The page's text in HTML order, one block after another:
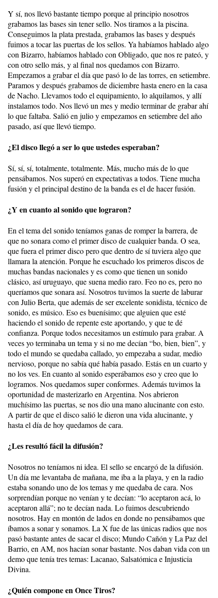
Y sí, nos llevó bastante tiempo porque al principio nosotros
grabamos las bases sin tener sello. Nos tiramos a la piscina.
Conseguimos la plata prestada, grabamos las bases y después
fuimos a tocar las puertas de los sellos. Ya habíamos hablado algo
con Bizarro, habíamos hablado con Obligado, que nos re pateó, y
con otro sello más, y al final nos quedamos con Bizarro.
Empezamos a grabar el día que pasó lo de las torres, en setiembre.
Paramos y después grabamos de diciembre hasta enero en la casa
de Nacho. Llevamos todo el equipamiento, lo alquilamos, y allí
instalamos todo. Nos llevó un mes y medio terminar de grabar ahí
lo que faltaba. Salió en julio y empezamos en setiembre del año
pasado, así que llevó tiempo.
¿El disco llegó a ser lo que ustedes esperaban?
Sí, sí, sí, totalmente, totalmente. Más, mucho más de lo que
pensábamos. Nos superó en expectativas a todos. Tiene mucha
fusión y el principal destino de la banda es el de hacer fusión.
¿Y en cuanto al sonido que lograron?
En el tema del sonido teníamos ganas de romper la barrera, de
que no sonara como el primer disco de cualquier banda. O sea,
que fuera el primer disco pero que dentro de sí tuviera algo que
llamara la atención. Porque he escuchado los primeros discos de
muchas bandas nacionales y es como que tienen un sonido
clásico, así uruguayo, que suena medio raro. Feo no es, pero no
queríamos que sonara así. Nosotros tuvimos la suerte de laburar
con Julio Berta, que además de ser excelente sonidista, técnico de
sonido, es músico. Eso es buenísimo; que alguien que esté
haciendo el sonido de repente este aportando, y que te dé
confianza. Porque todos necesitamos un estímulo para grabar. A
veces yo terminaba un tema y si no me decían “bo, bien, bien”, y
todo el mundo se quedaba callado, yo empezaba a sudar, medio
nervioso, porque no sabía qué había pasado. Estás en un cuarto y
no los ves. En cuanto al sonido esperábamos eso y creo que lo
logramos. Nos quedamos super conformes. Además tuvimos la
oportunidad de masterizarlo en Argentina. Nos abrieron
muchísimo las puertas, se nos dio una mano alucinante con esto.
A partir de que el disco salió le dieron una vida alucinante, y
hasta el día de hoy quedamos de cara.
¿Les resultó fácil la difusión?
Nosotros no teníamos ni idea. El sello se encargó de la difusión.
Un día me levantaba de mañana, me iba a la playa, y en la radio
estaba sonando uno de los temas y me quedaba de cara. Nos
sorprendían porque no venían y te decían: “lo aceptaron acá, lo
aceptaron allá”; no te decían nada. Lo fuimos descubriendo
nosotros. Hay en montón de lados en donde no pensábamos que
íbamos a sonar y sonamos. La X fue de las únicas radios que nos
pasó bastante antes de sacar el disco; Mundo Cañón y La Paz del
Barrio, en AM, nos hacían sonar bastante. Nos daban vida con un
demo que tenía tres temas: Lacanao, Salsatómica e Injusticia
Divina.
¿Quién compone en Once Tiros?